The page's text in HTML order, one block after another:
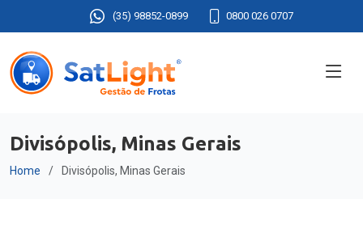
(35) 98852-0899 0800 026 0707
Divisópolis, Minas Gerais
Home Divisópolis, Minas Gerais